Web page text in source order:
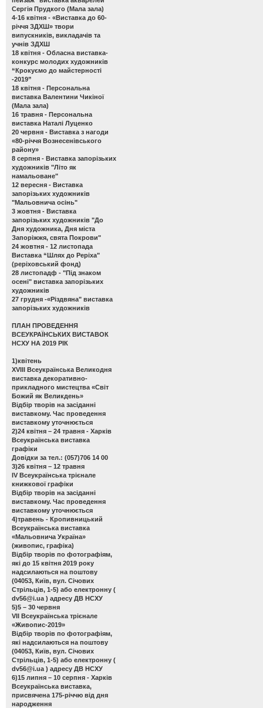
Сергія Прудкого (Мала зала)
4-16 квітня - «Виставка до 60-
річчя ЗДХШ» твори
випускників, викладачів та
учнів ЗДХШ
18 квітня - Обласна виставка-
конкурс молодих художників
“Крокуємо до майстерності
-2019”
18 квітня - Персональна
виставка Валентини Чикіної
(Мала зала)
16 травня - Персональна
виставка Наталі Луценко
20 червня - Виставка з нагоди
«80-річчя Вознесенівського
району»
8 серпня - Виставка запорізьких
художників "Літо як
намальоване"
12 вересня - Виставка
запорізьких художників
"Мальовнича осінь"
3 жовтня - Виставка
запорізьких художників "До
Дня художника, Дня міста
Запоріжжя, свята Покрови"
24 жовтня - 12 листопада
Виставка “Шлях до Реріха"
(реріховський фонд)
28 листопадф - "Під знаком
осені" виставка запорізьких
художників
27 грудня -«Різдвяна" виставка
запорізьких художників
ПЛАН ПРОВЕДЕННЯ
ВСЕУКРАЇНСЬКИХ ВИСТАВОК
НСХУ НА 2019 РІК
1)квітень
ХVІІІ Всеукраїнська Великодня
виставка декоративно-
прикладного мистецтва «Світ
Божий як Великдень»
Відбір творів на засіданні
виставкому. Час проведення
виставкому уточнюється
2)24 квітня – 24 травня - Харків
Всеукраїнська виставка
графіки
Довідки за тел.: (057)706 14 00
3)26 квітня – 12 травня
ІV Всеукраїнська трієнале
книжкової графіки
Відбір творів на засіданні
виставкому. Час проведення
виставкому уточнюється
4)травень - Кропивницький
Всеукраїнська виставка
«Мальовнича Україна»
(живопис, графіка)
Відбір творів по фотографіям,
які до 15 квітня 2019 року
надсилаються на поштову
(04053, Київ, вул. Січових
Стрільців, 1-5) або електронну (
dv56@i.ua ) адресу ДВ НСХУ
5)5 – 30 червня
VІІ Всеукраїнська трієнале
«Живопис-2019»
Відбір творів по фотографіям,
які надсилаються на поштову
(04053, Київ, вул. Січових
Стрільців, 1-5) або електронну (
dv56@i.ua ) адресу ДВ НСХУ
6)15 липня – 10 серпня - Харків
Всеукраїнська виставка,
присвячена 175-річчю від дня
народження